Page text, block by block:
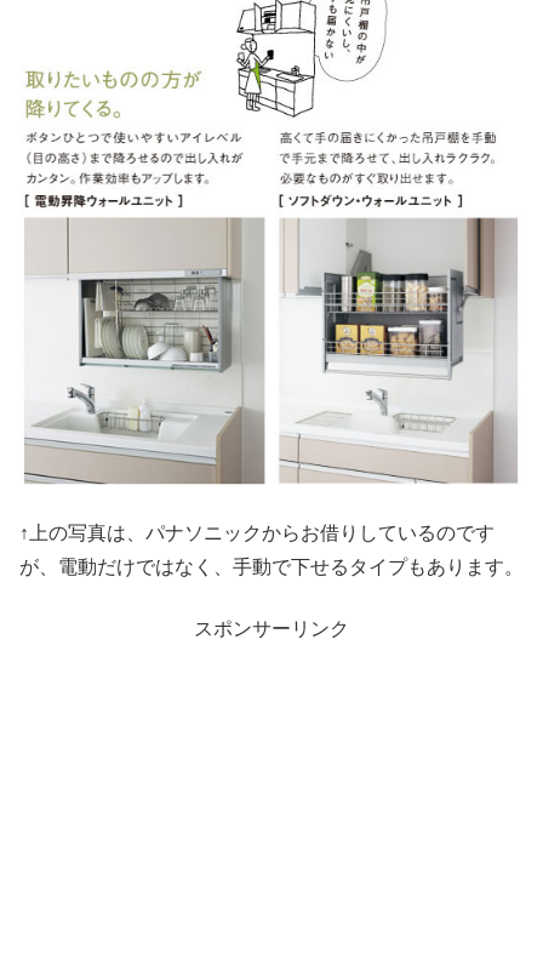
↑上の写真は、パナソニックからお借りしているのです
が、電動だけではなく、手動で下せるタイプもあります。
スポンサーリンク